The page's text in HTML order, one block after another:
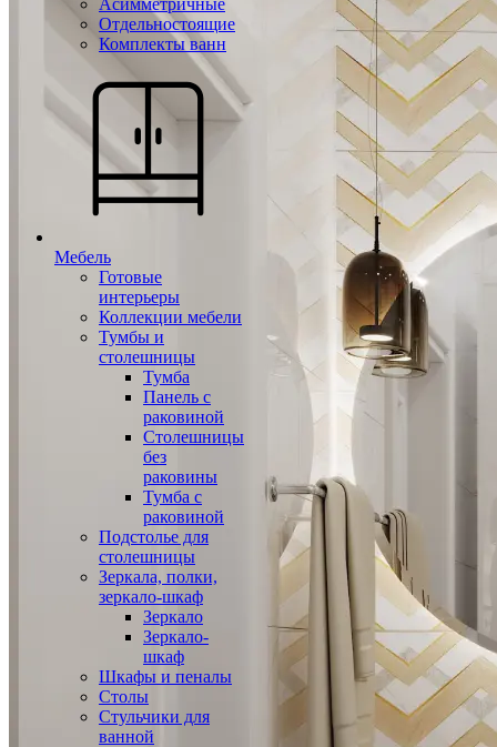
Асимметричные
Отдельностоящие
Комплекты ванн
Мебель
Готовые
интерьеры
Коллекции мебели
Тумбы и
столешницы
Тумба
Панель с
раковиной
Столешницы
без
раковины
Тумба с
раковиной
Подстолье для
столешницы
Зеркала, полки,
зеркало-шкаф
Зеркало
Зеркало-
шкаф
Шкафы и пеналы
Столы
Стульчики для
ванной